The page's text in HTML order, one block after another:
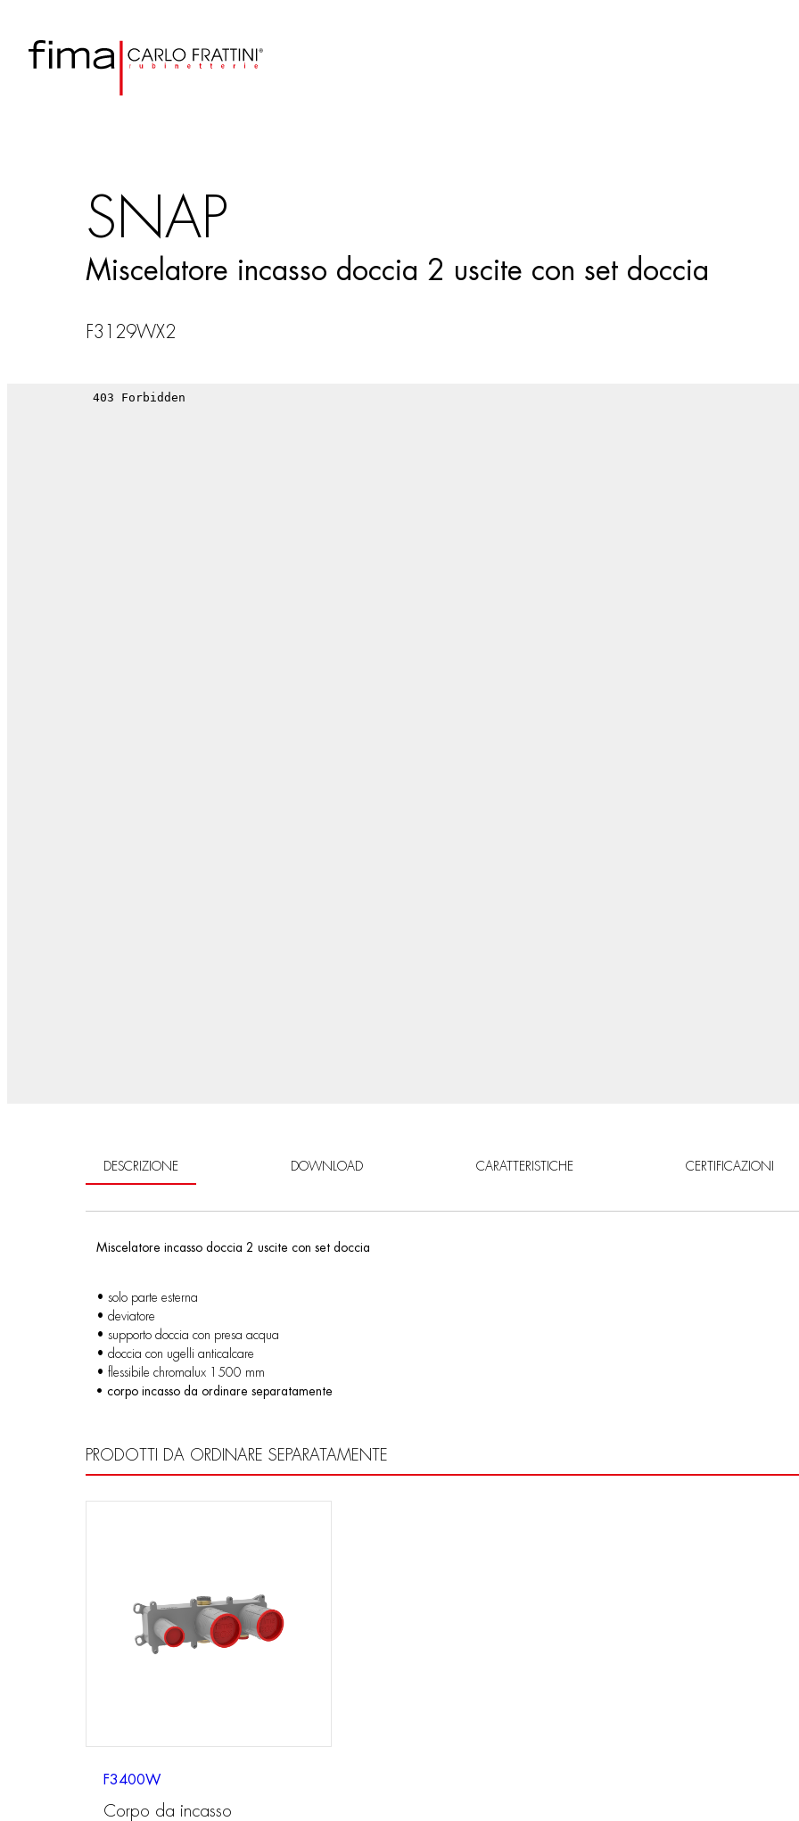
SNAP
Miscelatore incasso doccia 2 uscite con set doccia
F3129WX2
DESCRIZIONE DOWNLOAD CARATTERISTICHE CERTIFICAZIONI
Miscelatore incasso doccia 2 uscite con set doccia
• solo parte esterna
• deviatore
• supporto doccia con presa acqua
• doccia con ugelli anticalcare
• flessibile chromalux 1500 mm
• corpo incasso da ordinare separatamente
PRODOTTI DA ORDINARE SEPARATAMENTE
F3400W
Corpo da incasso